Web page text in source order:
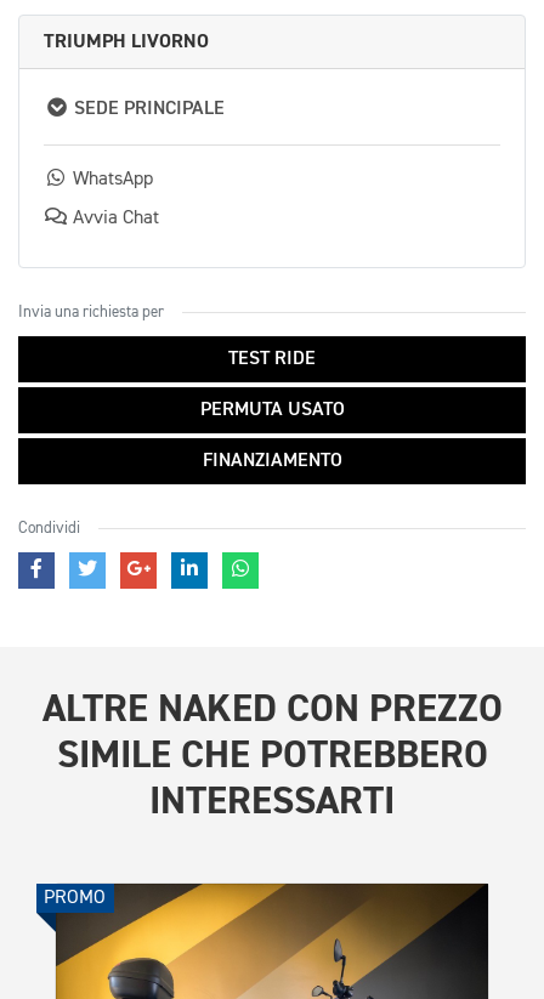
TRIUMPH LIVORNO
SEDE PRINCIPALE
WhatsApp
Avvia Chat
Invia una richiesta per
TEST RIDE
PERMUTA USATO
FINANZIAMENTO
Condividi
ALTRE NAKED CON PREZZO
SIMILE CHE POTREBBERO
INTERESSARTI
PROMO